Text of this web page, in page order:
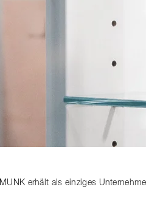
MUNK erhält als einziges